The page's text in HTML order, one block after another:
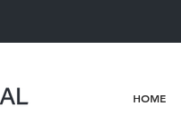
HOME